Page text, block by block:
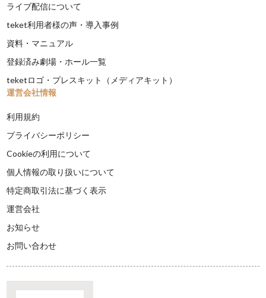
ライブ配信について
teket利用者様の声・導入事例
資料・マニュアル
登録済み劇場・ホール一覧
teketロゴ・プレスキット（メディアキット）
運営会社情報
利用規約
プライバシーポリシー
Cookieの利用について
個人情報の取り扱いについて
特定商取引法に基づく表示
運営会社
お知らせ
お問い合わせ